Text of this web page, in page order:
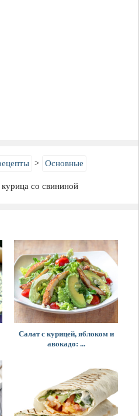
Основные
со свининой
Салат с курицей, яблоком и
авокадо: ...